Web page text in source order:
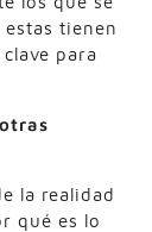
tienen
para
la realidad
qué es lo